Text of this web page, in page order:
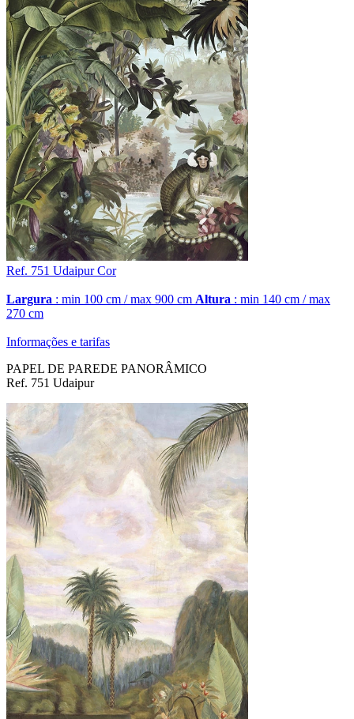
Ref. 751 Udaipur Cor
Largura : min 100 cm / max 900 cm Altura : min 140 cm / max
270 cm
Informações e tarifas
PAPEL DE PAREDE PANORÂMICO
Ref. 751 Udaipur